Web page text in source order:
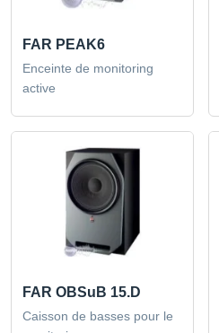
FAR PEAK6
Enceinte de monitoring
active
FAR OBSuB 15.D
Caisson de basses pour le